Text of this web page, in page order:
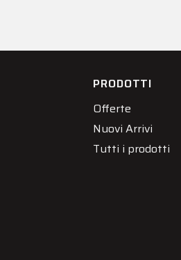
PRODOTTI
Offerte
Nuovi Arrivi
Tutti i prodotti